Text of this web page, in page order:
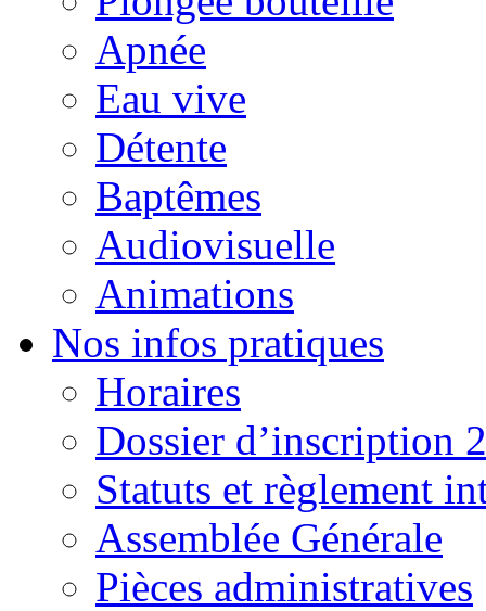
Apnée
Eau vive
Détente
Baptêmes
Audiovisuelle
Animations
Nos infos pratiques
Horaires
Dossier d’inscription
Statuts et règlement
Assemblée Générale
Pièces administratives